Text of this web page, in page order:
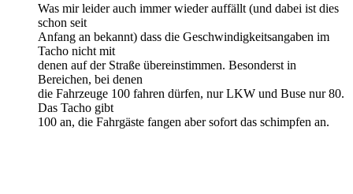
Was mir leider auch immer wieder auffällt (und dabei ist dies
schon seit
Anfang an bekannt) dass die Geschwindigkeitsangaben im
Tacho nicht mit
denen auf der Straße übereinstimmen. Besonderst in
Bereichen, bei denen
die Fahrzeuge 100 fahren dürfen, nur LKW und Buse nur 80.
Das Tacho gibt
100 an, die Fahrgäste fangen aber sofort das schimpfen an.